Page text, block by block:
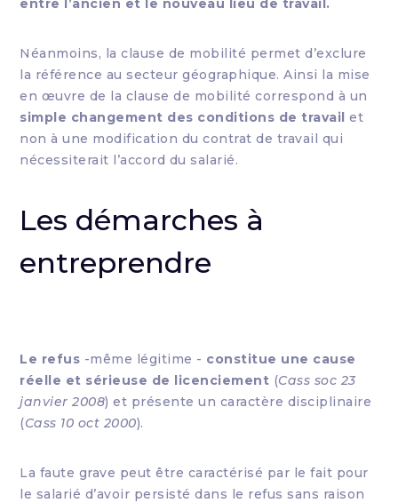
entre l’ancien et le nouveau lieu de travail.
Néanmoins, la clause de mobilité permet d’exclure
la référence au secteur géographique. Ainsi la mise
en œuvre de la clause de mobilité correspond à un
simple changement des conditions de travailet
non à une modification du contrat de travail qui
nécessiterait l’accord du salarié.
Les démarches à
entreprendre
Le refus -même légitime - constitue une cause
réelle et sérieuse de licenciement (Cass soc 23
janvier 2008) et présente un caractère disciplinaire
(Cass 10 oct 2000).
La faute grave peut être caractérisé par le fait pour
le salarié d’avoir persisté dans le refus sans raison